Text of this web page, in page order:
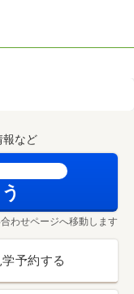
報など
わせページへ移動します
予約する